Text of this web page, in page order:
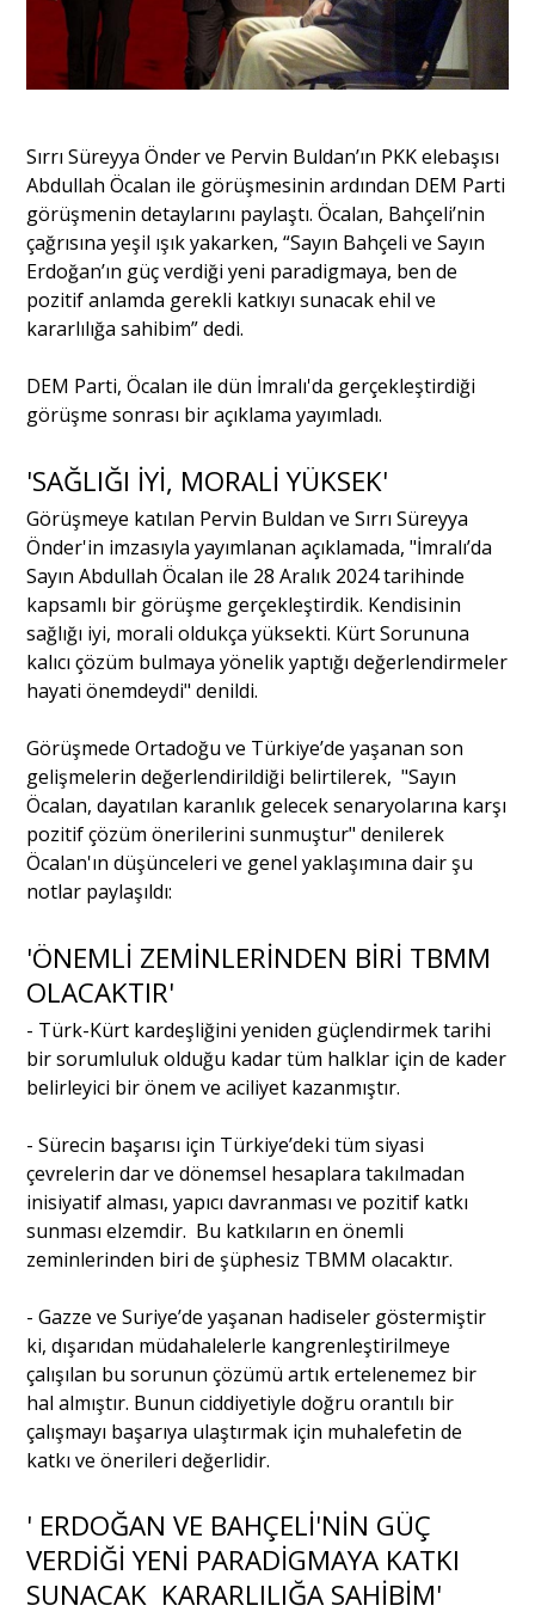
Söyleşi
Portre
Yazarlar
Eğitim
Dosya Haber
Ankara Analiz
Sağlık
Sırrı Süreyya Önder ve Pervin Buldan’ın PKK elebaşısı
Abdullah Öcalan ile görüşmesinin ardından DEM Parti
görüşmenin detaylarını paylaştı. Öcalan, Bahçeli’nin
çağrısına yeşil ışık yakarken, “Sayın Bahçeli ve Sayın
Erdoğan’ın güç verdiği yeni paradigmaya, ben de
pozitif anlamda gerekli katkıyı sunacak ehil ve
kararlılığa sahibim” dedi.
DEM Parti, Öcalan ile dün İmralı'da gerçekleştirdiği
görüşme sonrası biraçıklama yayımladı.
'SAĞLIĞI İYİ, MORALİ YÜKSEK'
Görüşmeye katılan Pervin Buldan ve Sırrı Süreyya
Önder'in imzasıyla yayımlanan açıklamada, "İmralı’da
Sayın Abdullah Öcalan ile 28 Aralık 2024tarihinde
kapsamlı bir görüşme gerçekleştirdik. Kendisinin
sağlığı iyi, morali oldukça yüksekti. Kürt Sorununa
kalıcı çözüm bulmaya yönelik yaptığı değerlendirmeler
hayati önemdeydi" denildi.
Görüşmede Ortadoğu ve Türkiye’de yaşanan son
gelişmelerin değerlendirildiği belirtilerek, "Sayın
Öcalan, dayatılan karanlık gelecek senaryolarına karşı
pozitif çözüm önerilerini sunmuştur" denilerek
Öcalan'ın düşünceleri ve genel yaklaşımına dair şu
notlar paylaşıldı:
'ÖNEMLİ ZEMİNLERİNDEN BİRİ TBMM
OLACAKTIR'
- Türk-Kürt kardeşliğini yeniden güçlendirmek tarihi
bir sorumluluk olduğu kadar tüm halklar için de kader
belirleyici bir önem ve aciliyet kazanmıştır.
- Sürecin başarısı için Türkiye’deki tüm siyasi
çevrelerin dar ve dönemsel hesaplara takılmadan
inisiyatif alması, yapıcı davranması ve pozitif katkı
sunması elzemdir. Bu katkıların en önemli
zeminlerinden biri de şüphesiz TBMM olacaktır.
-Gazze veSuriye’de yaşanan hadiseler göstermiştir
ki, dışarıdan müdahalelerle kangrenleştirilmeye
çalışılan bu sorunun çözümü artık ertelenemez bir
hal almıştır. Bunun ciddiyetiyle doğru orantılı bir
çalışmayı başarıya ulaştırmak için muhalefetin de
katkı ve önerileri değerlidir.
' ERDOĞAN VE BAHÇELİ'NİN GÜÇ
VERDİĞİ YENİ PARADİGMAYA KATKI
SUNACAK KARARLILIĞA SAHİBİM'